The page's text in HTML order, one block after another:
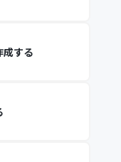
成する